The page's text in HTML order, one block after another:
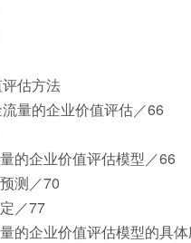
估方法
量的企业价值评估／66
的企业价值评估模型／66
测／70
／77
的企业价值评估模型的具